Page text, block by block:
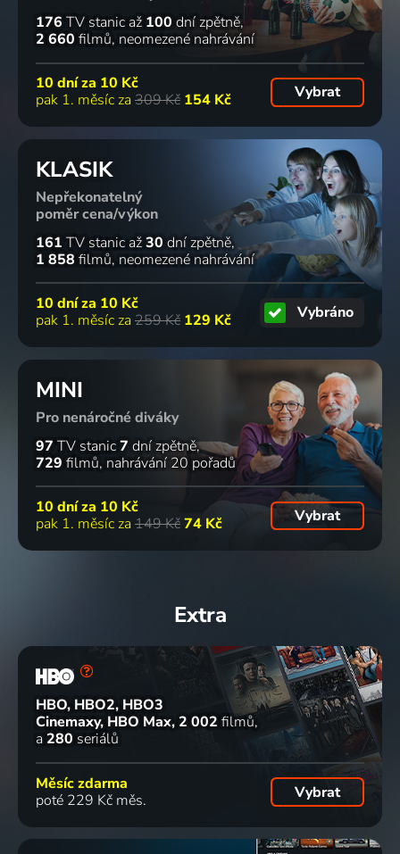
176 TV stanic až 100 dní zpětně
2 660 filmů neomezené nahrávání
10 dní za 10 Kč
pak 1. měsíc za 309 Kč 154 Kč Vybrat
KLASIK
Nepřekonatelný
poměr cena/výkon
161 TV stanic až30 dní zpětně
1 858 filmů neomezené nahrávání
10 dní za 10 Kč
pak 1. měsíc za 259 Kč 129 Kč Vybráno
MINI
Pro nenáročné diváky
97 TV stanic7 dní zpětně
729 filmů nahrávání 20 pořadů
10 dní za 10 Kč
pak 1. měsíc za 149 Kč74 Kč Vybrat
Extra
HBO, HBO2, HBO3
Cinemaxy, HBO Max 2 002 filmů
a 280 seriálů
Měsíc zdarma
poté 229 Kč měs.
Vybrat